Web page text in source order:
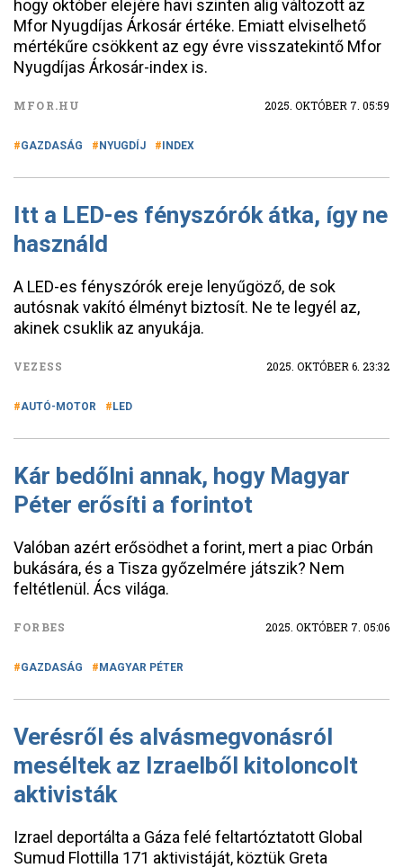
hogy október elejére havi szinten alig változott az
Mfor Nyugdíjas Árkosár értéke. Emiatt elviselhető
mértékűre csökkent az egy évre visszatekintő Mfor
Nyugdíjas Árkosár-index is.
MFOR.HU 2025. OKTÓBER 7. 05:59
GAZDASÁG NYUGDÍJ INDEX
Itt a LED-es fényszórók átka, így ne
használd
A LED-es fényszórók ereje lenyűgöző, de sok
autósnak vakító élményt biztosít. Ne te legyél az,
akinek csuklik az anyukája.
VEZESS 2025. OKTÓBER 6. 23:32
AUTÓ-MOTOR LED
Kár bedőlni annak, hogy Magyar
Péter erősíti a forintot
Valóban azért erősödhet a forint, mert a piac Orbán
bukására, és a Tisza győzelmére játszik? Nem
feltétlenül. Ács világa.
FORBES 2025. OKTÓBER 7. 05:06
GAZDASÁG MAGYAR PÉTER
Verésről és alvásmegvonásról
meséltek az Izraelből kitoloncolt
aktivisták
Izrael deportálta a Gáza felé feltartóztatott Global
Sumud Flottilla 171 aktivistáját, köztük Greta